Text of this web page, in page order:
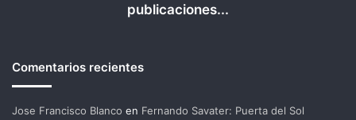
publicaciones...
Comentarios recientes
Jose Francisco Blanco en Fernando Savater: Puerta del Sol